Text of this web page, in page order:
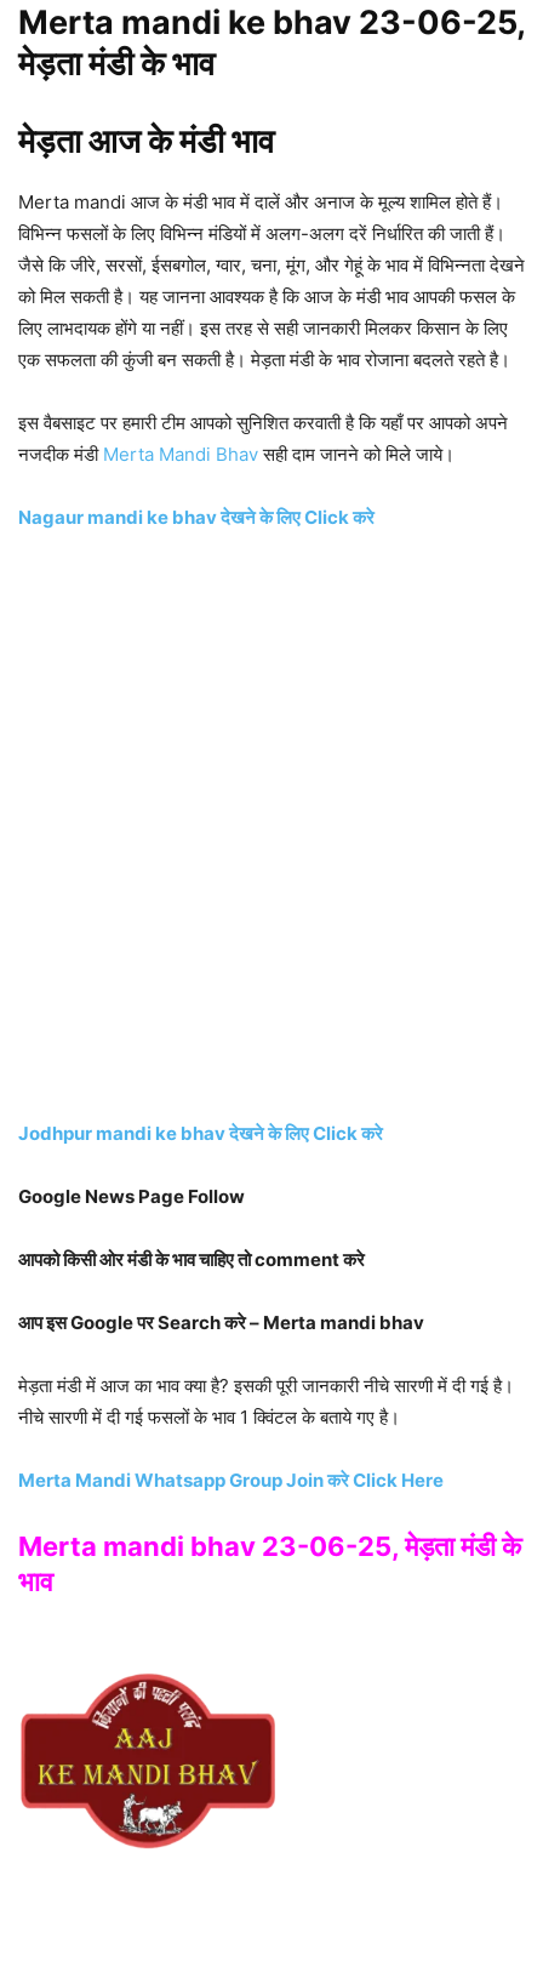
Merta mandi ke bhav 23-06-25,
मेड़ता मंडी के भाव
मेड़ता आज के मंडी भाव
Merta mandi आज के मंडी भाव में दालें और अनाज के मूल्य शामिल होते हैं।
विभिन्न फसलों के लिए विभिन्न मंडियों में अलग-अलग दरें निर्धारित की जाती हैं।
जैसे कि जीरे, सरसों, ईसबगोल, ग्वार, चना, मूंग, और गेहूं के भाव में विभिन्नता देखने
को मिल सकती है। यह जानना आवश्यक है कि आज के मंडी भाव आपकी फसल के
लिए लाभदायक होंगे या नहीं। इस तरह से सही जानकारी मिलकर किसान के लिए
एक सफलता की कुंजी बन सकती है। मेड़ता मंडी के भाव रोजाना बदलते रहते है।
इस वैबसाइट पर हमारी टीम आपको सुनिशित करवाती है कि यहाँ पर आपको अपने
नजदीक मंडी Merta Mandi Bhavसही दाम जानने को मिले जाये।
Nagaur mandi ke bhav देखने के लिए Click करे
Jodhpur mandi ke bhav देखने के लिए Click करे
Google News Page Follow
आपको किसी ओर मंडी के भाव चाहिए तो comment करे
आप इस Google पर Search करे – Merta mandi bhav
मेड़ता मंडी में आज का भाव क्या है? इसकी पूरी जानकारी नीचे सारणी में दी गई है।
नीचे सारणी में दी गई फसलों के भाव 1 क्विंटल के बताये गए है।
Merta Mandi Whatsapp Group Join करे Click Here
Merta mandi bhav 23-06-25, मेड़ता मंडी के
भाव